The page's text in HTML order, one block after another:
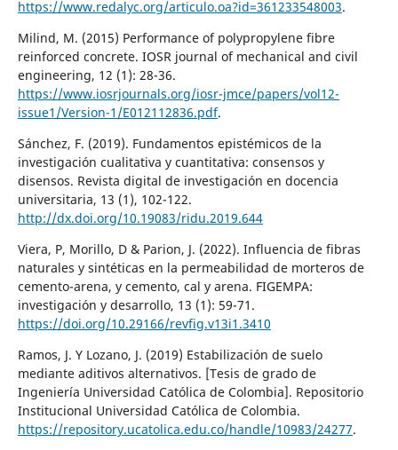
https://www.redalyc.org/articulo.oa?id=361233548003.
Milind, M. (2015) Performance of polypropylene fibre
reinforced concrete. IOSR journal of mechanical and civil
engineering, 12 (1): 28-36.
https://www.iosrjournals.org/iosr-jmce/papers/vol12-
issue1/Version-1/E012112836.pdf.
Sánchez, F. (2019). Fundamentos epistémicos de la
investigación cualitativa y cuantitativa: consensos y
disensos. Revista digital de investigación en docencia
universitaria, 13 (1), 102-122.
http://dx.doi.org/10.19083/ridu.2019.644
Viera, P, Morillo, D & Parion, J. (2022). Influencia de fibras
naturales y sintéticas en la permeabilidad de morteros de
cemento-arena, y cemento, cal y arena. FIGEMPA:
investigación y desarrollo, 13 (1): 59-71.
https://doi.org/10.29166/revfig.v13i1.3410
Ramos, J. Y Lozano, J. (2019) Estabilización de suelo
mediante aditivos alternativos. [Tesis de grado de
Ingeniería Universidad Católica de Colombia]. Repositorio
Institucional Universidad Católica de Colombia.
https://repository.ucatolica.edu.co/handle/10983/24277.